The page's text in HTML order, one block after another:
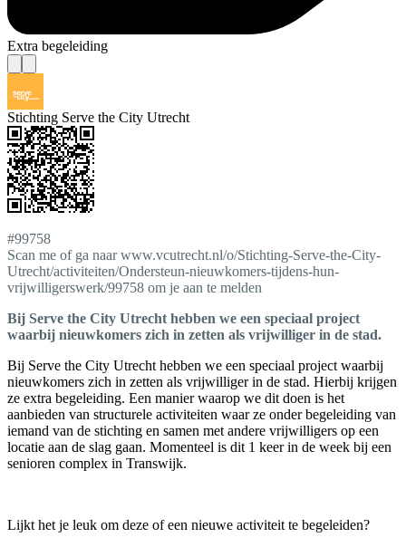
Extra begeleiding
Stichting Serve the City Utrecht
#99758
Scan me of ga naar www.vcutrecht.nl/o/Stichting-Serve-the-City-
Utrecht/activiteiten/Ondersteun-nieuwkomers-tijdens-hun-
vrijwilligerswerk/99758 om je aan te melden
Bij Serve the City Utrecht hebben we een speciaal project
waarbij nieuwkomers zich in zetten als vrijwilliger in de stad.
Bij Serve the City Utrecht hebben we een speciaal project waarbij
nieuwkomers zich in zetten als vrijwilliger in de stad. Hierbij krijgen
ze extra begeleiding. Een manier waarop we dit doen is het
aanbieden van structurele activiteiten waar ze onder begeleiding van
iemand van de stichting en samen met andere vrijwilligers op een
locatie aan de slag gaan. Momenteel is dit 1 keer in de week bij een
senioren complex in Transwijk.
Lijkt het je leuk om deze of een nieuwe activiteit te begeleiden?